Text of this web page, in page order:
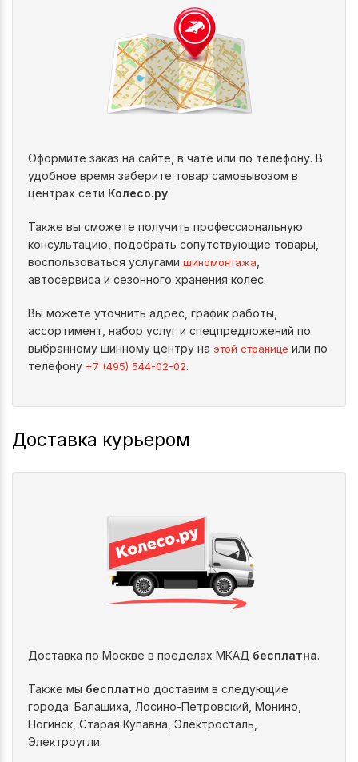
Оформите заказ на сайте, в чате или по телефону. В
удобное время заберите товар самовывозом в
центрах сети Колесо.ру
Также вы сможете получить профессиональную
консультацию, подобрать сопутствующие товары,
воспользоваться услугами шиномонтажа
автосервиса и сезонного хранения колес.
Вы можете уточнить адрес, график работы,
ассортимент, набор услуг и спецпредложений по
выбранному шинному центру на этой странице или по
телефону +7 (495) 544-02-02.
Доставка курьером
Доставка по Москве в пределах МКАД бесплатна.
Также мы бесплатно доставим в следующие
города: Балашиха, Лосино-Петровский, Монино,
Ногинск, Старая Купавна, Электросталь,
Электроугли.